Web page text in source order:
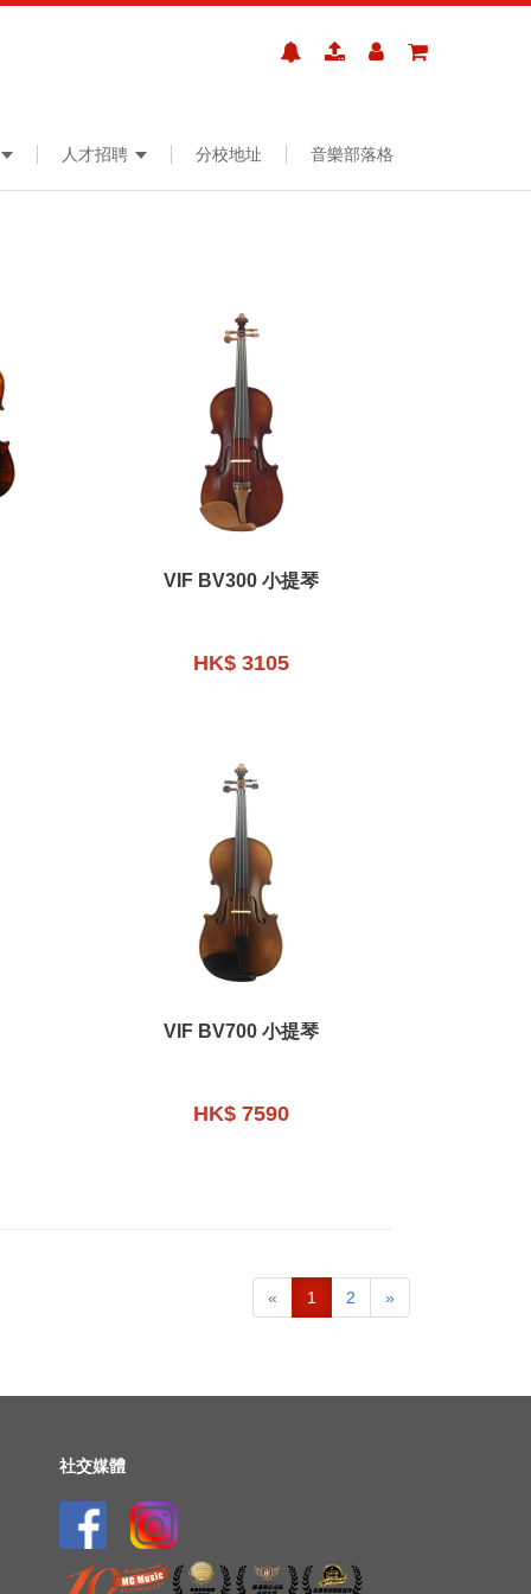
人才招聘 分校地址 音樂部落格
VIF BV300 小提琴
HK$ 3105
VIF BV700 小提琴
HK$ 7590
« 1 2 »
社交媒體